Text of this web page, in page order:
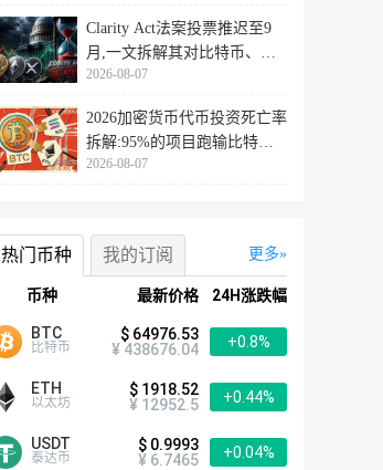
Clarity Act法案投票推迟至9
月,一文拆解其对比特币、以
太坊
2026-08-07
2026加密货币代币投资死亡率
拆解:95%的项目跑输比特
币,73%最
2026-08-07
更多
热门币种 我的订阅
币种 最新价格 24H涨跌幅
BTC
比特币
$ 64976.53
¥ 438676.04
+0.8%
ETH
以太坊
$ 1918.52
¥ 12952.5
+0.44%
USDT
泰达币
$ 0.9993
¥ 6.7465
+0.04%